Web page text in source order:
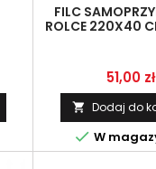
FILC
ROLCE 220X40
Cena
51,00 zł
 Dodaj do
 W